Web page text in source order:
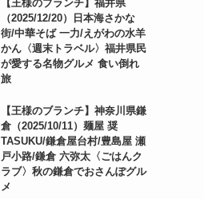
【王様のブランチ】福井県
（2025/12/20）日本海さかな
街/中華そば 一力/えがわの水羊
かん〈週末トラベル〉福井県民
が愛する名物グルメ 食い倒れ
旅
【王様のブランチ】神奈川県鎌
倉（2025/10/11）麺屋 奨
TASUKU/鎌倉屋台村/豊島屋 瀬
戸小路/鎌倉 六弥太〈ごはんク
ラブ〉秋の鎌倉でおさんぽグル
メ